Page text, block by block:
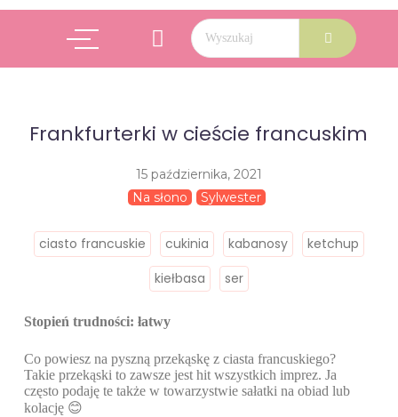
Frankfurterki w cieście francuskim
15 października, 2021
Na słono
Sylwester
ciasto francuskie cukinia kabanosy
ketchup
kiełbasa
ser
Stopień trudności: łatwy
Co powiesz na pyszną przekąskę z ciasta francuskiego?
Takie przekąski to zawsze jest hit wszystkich imprez. Ja
często podaję te także w towarzystwie sałatki na obiad lub
kolację 😊